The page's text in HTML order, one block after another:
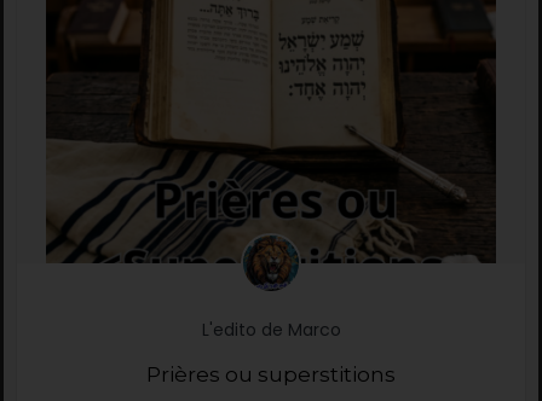
L'edito de Marco
Prières ou superstitions